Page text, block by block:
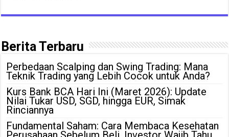
Berita Terbaru
Perbedaan Scalping dan Swing Trading: Mana
Teknik Trading yang Lebih Cocok untuk Anda?
Kurs Bank BCA Hari Ini (Maret 2026): Update
Nilai Tukar USD, SGD, hingga EUR, Simak
Rinciannya
Fundamental Saham: Cara Membaca Kesehatan